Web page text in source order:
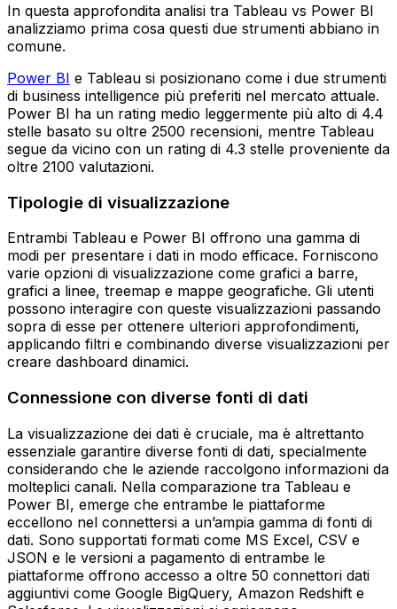
In questa approfondita analisi tra Tableau vs Power BI
analizziamo prima cosa questi due strumenti abbiano in
comune.
Power BI e Tableau si posizionano come i due strumenti
di business intelligence più preferiti nel mercato attuale.
Power BI ha un rating medio leggermente più alto di 4.4
stelle basato su oltre 2500 recensioni, mentre Tableau
segue da vicino con un rating di 4.3 stelle proveniente da
oltre 2100 valutazioni.
Tipologie di visualizzazione
Entrambi Tableau e Power BI offrono una gamma di
modi per presentare i dati in modo efficace. Forniscono
varie opzioni di visualizzazione come grafici a barre,
grafici a linee, treemap e mappe geografiche. Gli utenti
possono interagire con queste visualizzazioni passando
sopra di esse per ottenere ulteriori approfondimenti,
applicando filtri e combinando diverse visualizzazioni per
creare dashboard dinamici.
Connessione con diverse fonti di dati
La visualizzazione dei dati è cruciale, ma è altrettanto
essenziale garantire diverse fonti di dati, specialmente
considerando che le aziende raccolgono informazioni da
molteplici canali. Nella comparazione tra Tableau e
Power BI, emerge che entrambe le piattaforme
eccellono nel connettersi a un’ampia gamma di fonti di
dati. Sono supportati formati come MS Excel, CSV e
JSON e le versioni a pagamento di entrambe le
piattaforme offrono accesso a oltre 50 connettori dati
aggiuntivi come Google BigQuery, Amazon Redshift e